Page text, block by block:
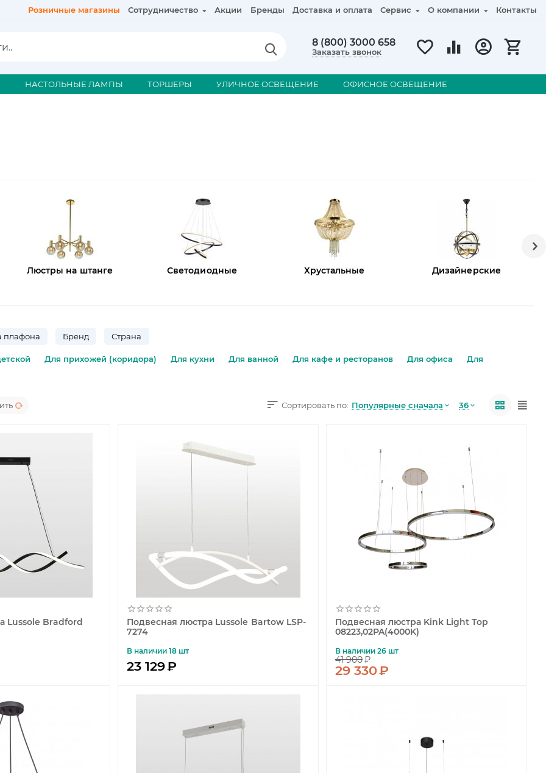
Розничные магазины Сотрудничество Акции Бренды Доставка и оплата Сервис О компании Контакты
8 (800) 3000 658
Заказать звонок
НАСТОЛЬНЫЕ ЛАМПЫ ТОРШЕРЫ УЛИЧНОЕ ОСВЕЩЕНИЕ ОФИСНОЕ ОСВЕЩЕНИЕ
Люстры на штанге Светодиодные Хрустальные Дизайнерские
плафона Бренд Страна
Для прихожей (коридора) Для кухни Для ванной Для кафе и ресторанов Для офиса
Для
Сортировать по: Популярные сначала 36
Lussole Bradford
Подвесная люстра Lussole Bartow LSP-
7274
В наличии 18 шт
23 129₽
Подвесная люстра Kink Light Тор
08223,02PA(4000K)
В наличии 26 шт
41 900₽
29 330₽